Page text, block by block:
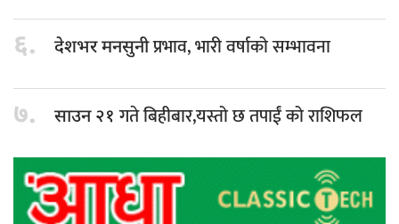
६. देशभर मनसुनीप्रभाव, भारी वर्षाको सम्भावना
७. साउन २१गते बिहीबार,यस्तो छ तपाईं को राशिफल